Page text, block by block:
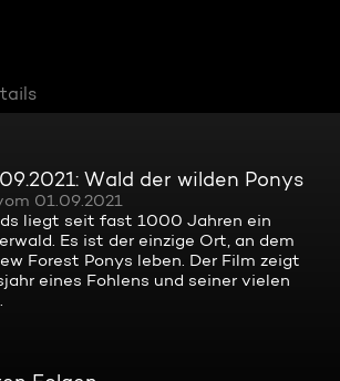
Wald der wilden Ponys
01.09.2021
liegt seit fast 1000 Jahren ein
Es ist der einzige Ort, an dem
Forest Ponys leben. Der Film zeigt
eines Fohlens und seiner vielen